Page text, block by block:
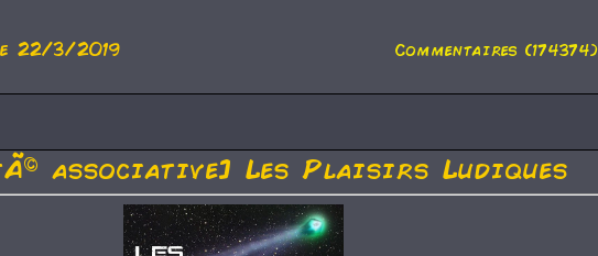
22/3/2019 Commentaires (174374)
associative] Les Plaisirs Ludiques